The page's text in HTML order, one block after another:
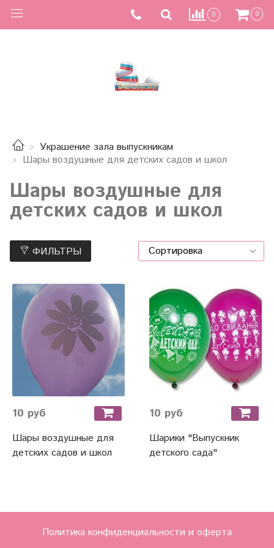
0 0
Украшение зала выпускникам
Шары воздушные для детских садов и школ
Шары воздушные для
детских садов и школ
ФИЛЬТРЫ
10 руб
Шары воздушные для
детских садов и школ
10 руб
Шарики "Выпускник
детского сада"
Политика конфиденциальности и оферта